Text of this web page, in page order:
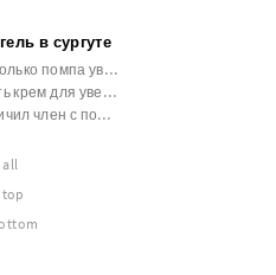
в сургуте
на сколько помпа увеличивает член
купить крем для увеличения мужского члена
увеличил член с помощью пчелы
all
top